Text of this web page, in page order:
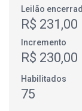
Leilão
R$ 231,00
Incremento
R$ 230,00
Habilitados
75